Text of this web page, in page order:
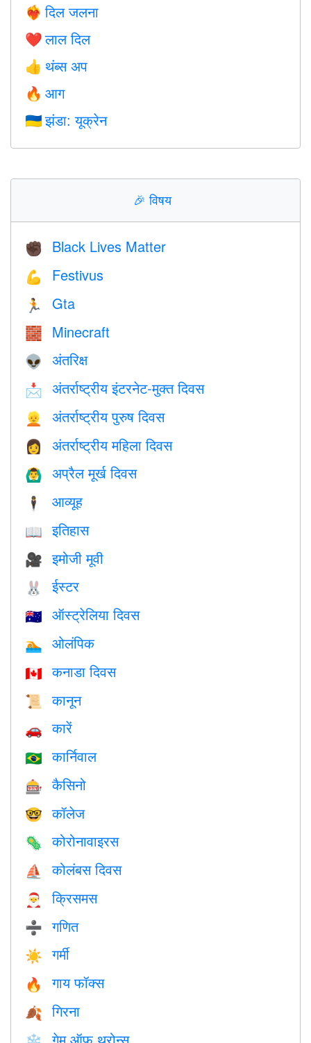
❤️‍🔥 दिल जलना
❤️ लाल दिल
👍 थंब्स अप
🔥 आग
🇺🇦 झंडा: यूक्रेन
🎉विषय
✊🏿 Black Lives Matter
💪 Festivus
🏃 Gta
🧱 Minecraft
👽 अंतरिक्ष
📩 अंतर्राष्ट्रीय इंटरनेट-मुक्त दिवस
👱 अंतर्राष्ट्रीय पुरुष दिवस
👩 अंतर्राष्ट्रीय महिला दिवस
🙆‍♂️ अप्रैल मूर्ख दिवस
🕴️ आव्यूह
📖 इतिहास
🎥 इमोजी मूवी
🐰 ईस्टर
🇦🇺 ऑस्ट्रेलिया दिवस
🏊 ओलंपिक
🇨🇦 कनाडा दिवस
📜 कानून
🚗 कारें
🇧🇷 कार्निवाल
🎰 कैसिनो
🤓 कॉलेज
🦠 कोरोनावाइरस
⛵️ कोलंबस दिवस
🎅 क्रिसमस
➗ गणित
☀️ गर्मी
🔥 गाय फॉक्स
🍂 गिरना
गेम ऑफ़ थ्रोन्स